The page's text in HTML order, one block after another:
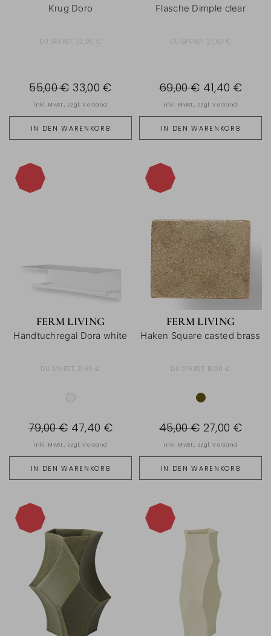
Krug Doro
DU SPARST: 22,00 €
IN DEN WARENKORB
55,00 € 33,00 €
inkl. MwSt., zzgl.Versand
Flasche Dimple clear
DU SPARST: 27,60 €
IN DEN WARENKORB
69,00 € 41,40 €
inkl. MwSt., zzgl.Versand
FERM LIVING
Handtuchregal Dora white
DU SPARST: 31,60 €
IN DEN WARENKORB
79,00 € 47,40 €
inkl. MwSt., zzgl.Versand
FERM LIVING
Haken Square casted brass
DU SPARST: 18,00 €
IN DEN WARENKORB
45,00 € 27,00 €
inkl. MwSt., zzgl.Versand